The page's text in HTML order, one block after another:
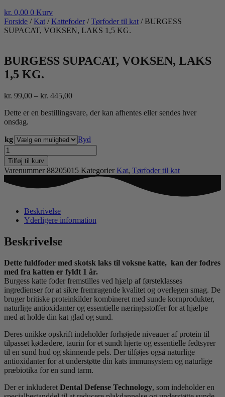
kr. 0,00 0 Kurv
Forside /Kat /Kattefoder /Tørfoder til kat / BURGESS
SUPACAT, VOKSEN, LAKS 1,5 KG.
BURGESS SUPACAT, VOKSEN, LAKS
1,5 KG.
kr. 99,00 – kr. 445,00Prisinterval:
til
Dette er en bestillingsvare, der kan afhentes eller sendes hver
onsdag.
kg
Ryd
BURGESS
SUPACAT,
VOKSEN,
LAKS
1,5
Tilføj til kurv
Varenummer 88205015 Kategorier Kat, Tørfoder til kat
Beskrivelse
Yderligere information
Beskrivelse
Dette fuldfoder med skotsk laks til voksne katte, kan der fodres
med fra katten er fyldt 1 år.
Burgess katte foder fremstilles ved hjælp af førsteklasses
ingredienser for at sikre fremragende kvalitet og overlegen smag. De
bruger britiske proteinkilder kombineret med sunde kornprodukter,
naturlige antioxidanter og essentielle næringsstoffer for at hjælpe
med at holde din kat glad og sund.
Deres unikke opskrift indeholder forhøjede niveauer af protein til
tilpasset kødædere, taurin for et sundt hjerte og essentielle fedtsyrer
til en sund hud og skinnende pels. Der tilføjes også naturlige
antioxidanter for at understøtte din kats immunsystem og naturlige
præbiotika for en sund tarm.
Der er inkluderet Dental Defense Technology, som indeholder en